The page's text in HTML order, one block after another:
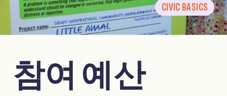
CIVIC BASICS
참여 예산